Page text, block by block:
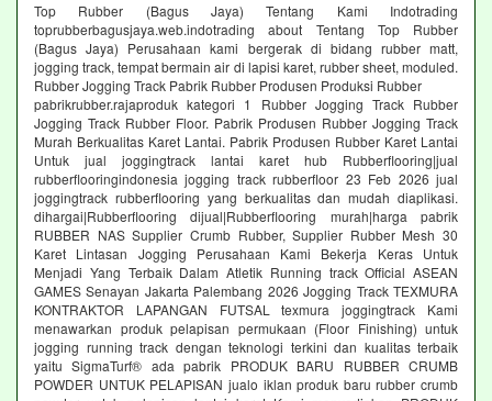
Top Rubber (Bagus Jaya) Tentang Kami Indotrading
toprubberbagusjaya.web.indotrading about Tentang Top Rubber
(Bagus Jaya) Perusahaan kami bergerak di bidang rubber matt,
jogging track, tempat bermain air di lapisi karet, rubber sheet, moduled.
Rubber Jogging Track Pabrik Rubber Produsen Produksi Rubber
pabrikrubber.rajaproduk kategori 1 Rubber Jogging Track Rubber
Jogging Track Rubber Floor. Pabrik Produsen Rubber Jogging Track
Murah Berkualitas Karet Lantai. Pabrik Produsen Rubber Karet Lantai
Untuk jual joggingtrack lantai karet hub Rubberflooring|jual
rubberflooringindonesia jogging track rubberfloor 23 Feb 2026 jual
joggingtrack rubberflooring yang berkualitas dan mudah diaplikasi.
dihargai|Rubberflooring dijual|Rubberflooring murah|harga pabrik
RUBBER NAS Supplier Crumb Rubber, Supplier Rubber Mesh 30
Karet Lintasan Jogging Perusahaan Kami Bekerja Keras Untuk
Menjadi Yang Terbaik Dalam Atletik Running track Official ASEAN
GAMES Senayan Jakarta Palembang 2026 Jogging Track TEXMURA
KONTRAKTOR LAPANGAN FUTSAL texmura joggingtrack Kami
menawarkan produk pelapisan permukaan (Floor Finishing) untuk
jogging running track dengan teknologi terkini dan kualitas terbaik
yaitu SigmaTurf® ada pabrik PRODUK BARU RUBBER CRUMB
POWDER UNTUK PELAPISAN jualo iklan produk baru rubber crumb